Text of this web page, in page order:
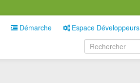
Démarche Espace Développeurs